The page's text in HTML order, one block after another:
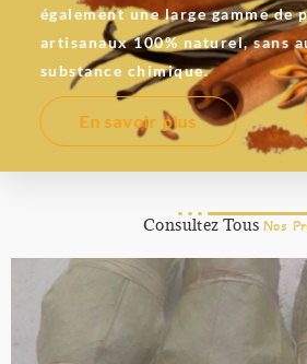
également une large gamme de
artisanaux 100% naturel, sans
substance chimique.
En savoir plus
Consultez TousNos